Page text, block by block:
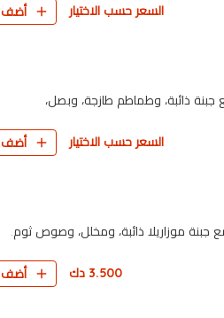
السعر حسب الاختيار
أضف
ذائبة، وطماطم طازجة، وبصل،
السعر حسب الاختيار
أضف
جبنة موزاريلا ذائبة، ومخلل، وصوص ثوم.
3.500 دك أضف